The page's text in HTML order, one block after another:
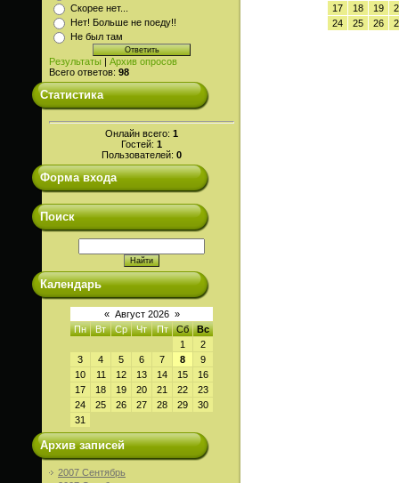
Скорее нет...
Нет! Больше не поеду!!
Не был там
Результаты | Архив опросов
Всего ответов: 98
Статистика
Онлайн всего: 1
Гостей: 1
Пользователей: 0
Форма входа
Поиск
Календарь
« Август 2026 »
Пн
Вт Ср Чт Пт Сб
Вс
1
2
3
4 5 6 7 8
9
10
11 12 13 14 15
16
17
18 19 20 21 22
23
24
25 26 27 28 29
30
31
Архив записей
2007 Сентябрь
17
18 19
24
25 26